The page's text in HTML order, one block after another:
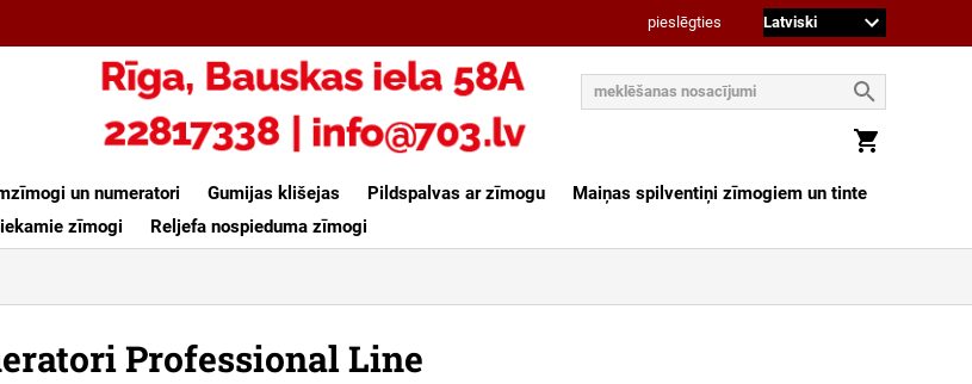
pieslēgties
un numeratori Gumijas klišejas Pildspalvas ar zīmogu
Maiņas spilventiņi zīmogiem un tinte
zīmogi
Reljefa nospieduma zīmogi
Professional Line